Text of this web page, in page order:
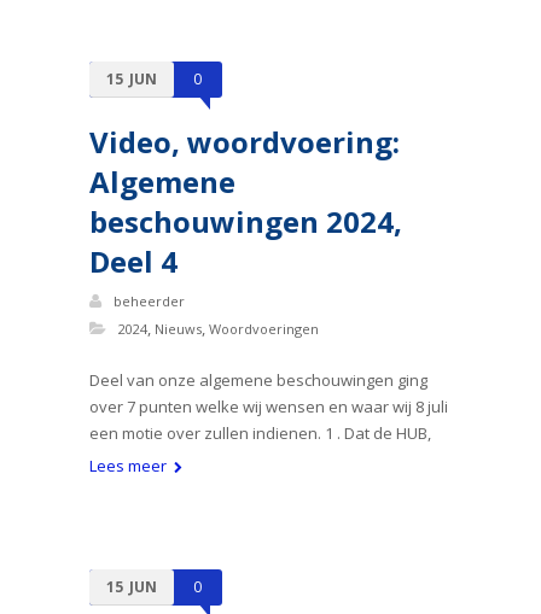
15 JUN 0
Video, woordvoering:
Algemene
beschouwingen 2024,
Deel 4
beheerder
2024, Nieuws, Woordvoeringen
Deel van onze algemene beschouwingen ging
over 7 punten welke wij wensen en waar wij 8 juli
een motie over zullen indienen. 1 . Dat de HUB,
Lees meer
15 JUN 0